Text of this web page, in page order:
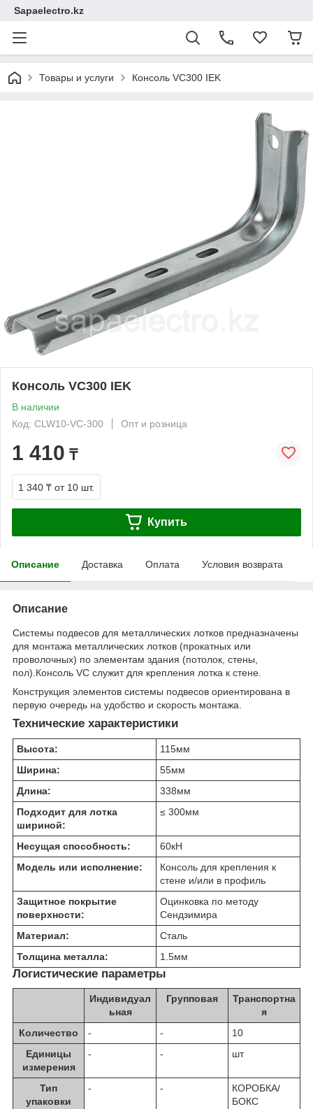
Sapaelectro.kz
Товары и услуги Консоль VC300 IEK
Консоль VC300 IEK
В наличии
Код: CLW10-VC-300
Опт и розница
1 410 ₸
1 340 ₸ от 10 шт.
Купить
Описание Доставка Оплата Условия возврата
Описание
Системы подвесов для металлических лотков предназначены
для монтажа металлических лотков (прокатных или
проволочных) по элементам здания (потолок, стены,
пол).Консоль VC служит для крепления лотка к стене.
Конструкция элементов системы подвесов ориентирована в
первую очередь на удобство и скорость монтажа.
Технические характеристики
Высота: 115мм
Ширина:
55мм
Длина:
338мм
Подходит для лотка
шириной:
≤ 300мм
Несущая способность: 60кН
Модель или исполнение:
Консоль для крепления к
стене и/или в профиль
Защитное покрытие
поверхности:
Оцинковка по методу
Сендзимира
Материал:
Сталь
Толщина металла:
1.5мм
Логистические параметры
Индивидуал
ьная
Групповая
Транспортна
я
Количество
- -
10
Единицы
измерения
- - шт
Тип
упаковки
- -
КОРОБКА/
БОКС